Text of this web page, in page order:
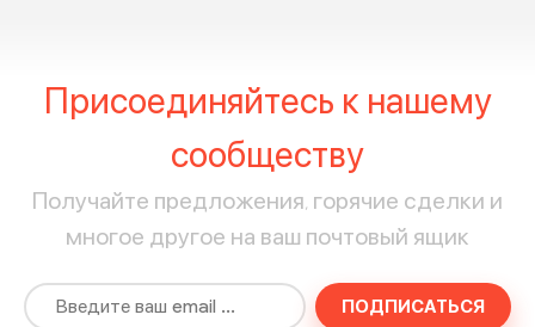
Присоединяйтесь к нашему
сообществу
Получайте предложения, горячие сделки и
многое другое на ваш почтовый ящик
ПОДПИСАТЬСЯ